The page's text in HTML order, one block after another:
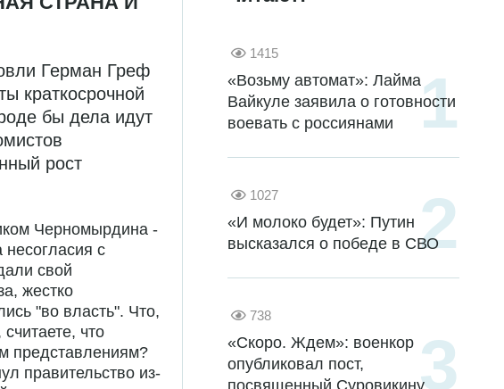
Герман Греф
краткосрочной
бы дела идут
рост
Черномырдина -
с
свой
жестко
"во власть". Что,
что
представлениям?
правительство из-
1415
«Возьму автомат»: Лайма
Вайкуле заявила о готовности
воевать с россиянами
1027
«И молоко будет»: Путин
высказался о победе в СВО
738
«Скоро. Ждем»: военкор
опубликовал пост,
посвященный Суровикину